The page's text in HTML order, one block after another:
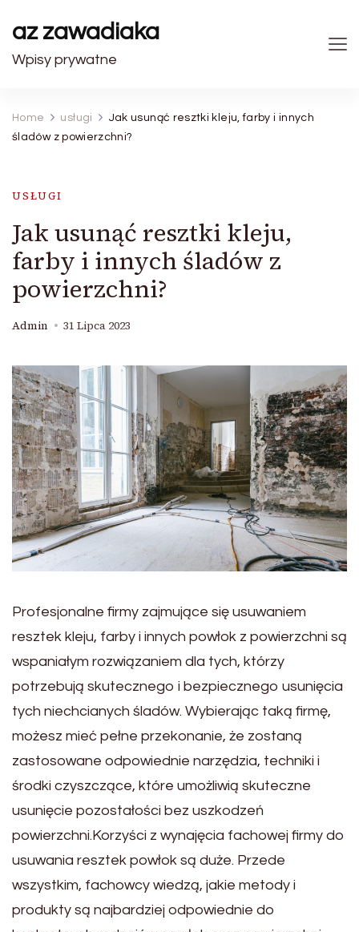
az zawadiaka
Wpisy prywatne
Home usługi
Jak usunąć resztki kleju, farby i innych
śladów z powierzchni?
USŁUGI
Jak usunąć resztki kleju,
farby i innych śladów z
powierzchni?
Admin 31 Lipca 2023
Profesjonalne firmy zajmujące się usuwaniem
resztek kleju, farby i innych powłok z powierzchni są
wspaniałym rozwiązaniem dla tych, którzy
potrzebują skutecznego i bezpiecznego usunięcia
tych niechcianych śladów. Wybierając taką firmę,
możesz mieć pełne przekonanie, że zostaną
zastosowane odpowiednie narzędzia, techniki i
środki czyszczące, które umożliwią skuteczne
usunięcie pozostałości bez uszkodzeń
powierzchni.Korzyści z wynajęcia fachowej firmy do
usuwania resztek powłok są duże. Przede
wszystkim, fachowcy wiedzą, jakie metody i
produkty są najbardziej odpowiednie do